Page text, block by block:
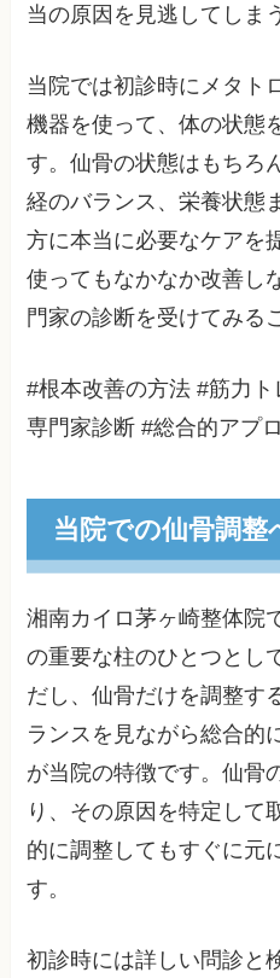
当の原因を見逃してしま
当院では初診時にメタト
機器を使って、体の状態
す。仙骨の状態はもちろ
経のバランス、栄養状態
方に本当に必要なケアを
使ってもなかなか改善し
門家の診断を受けてみる
#根本改善の方法 #筋力
専門家診断 #総合的アプ
当院での仙骨調
湘南カイロ茅ヶ崎整体院
の重要な柱のひとつとし
だし、仙骨だけを調整す
ランスを見ながら総合的
が当院の特徴です。仙骨
り、その原因を特定して
的に調整してもすぐに元
す。
初診時には詳しい問診と